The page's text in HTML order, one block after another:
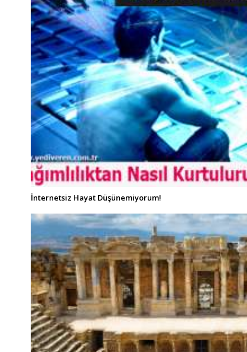
İnternetsiz Hayat Düşünemiyorum!